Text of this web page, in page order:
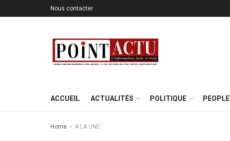
Nous contacter
ACCUEIL ACTUALITÉS POLITIQUE PEOPLE
Home A LA UNE